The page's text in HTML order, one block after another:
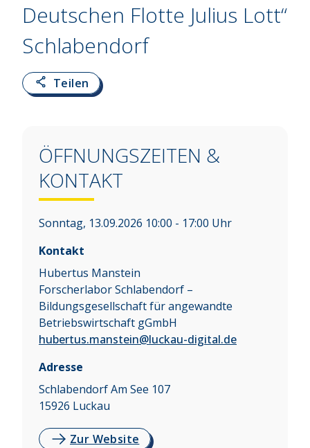
Deutschen Flotte Julius Lott“
Schlabendorf
Teilen
ÖFFNUNGSZEITEN &
KONTAKT
Sonntag, 13.09.2026 10:00 - 17:00 Uhr
Kontakt
Hubertus Manstein
Forscherlabor Schlabendorf –
Bildungsgesellschaft für angewandte
Betriebswirtschaft gGmbH
hubertus.manstein@luckau-digital.de
Adresse
Schlabendorf Am See 107
15926 Luckau
Zur Website